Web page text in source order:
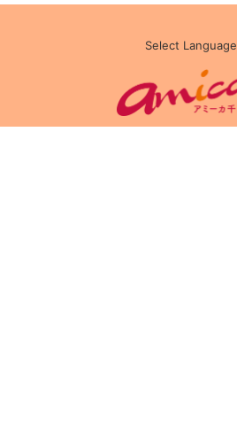
Select Language